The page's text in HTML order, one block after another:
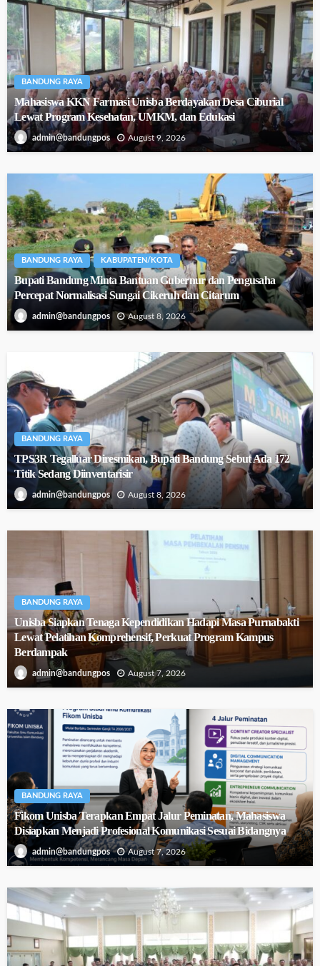
BANDUNG RAYA
Mahasiswa KKN Farmasi Unisba Berdayakan Desa Ciburial
Lewat Program Kesehatan, UMKM, dan Edukasi
admin@bandungpos August 9, 2026
BANDUNG RAYA KABUPATEN/KOTA
Bupati Bandung Minta Bantuan Gubernur dan Pengusaha
Percepat Normalisasi Sungai Cikeruh dan Citarum
admin@bandungpos August 8, 2026
BANDUNG RAYA
TPS3R Tegalluar Diresmikan, Bupati Bandung Sebut Ada 172
Titik Sedang Diinventarisir
admin@bandungpos August 8, 2026
BANDUNG RAYA
Unisba Siapkan Tenaga Kependidikan Hadapi Masa Purnabakti
Lewat Pelatihan Komprehensif, Perkuat Program Kampus
Berdampak
admin@bandungpos August 7, 2026
BANDUNG RAYA
Fikom Unisba Terapkan Empat Jalur Peminatan, Mahasiswa
Disiapkan Menjadi Profesional Komunikasi Sesuai Bidangnya
admin@bandungpos August 7, 2026